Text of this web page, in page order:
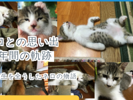
との思い出
間の軌跡
を全うしたネロの物語